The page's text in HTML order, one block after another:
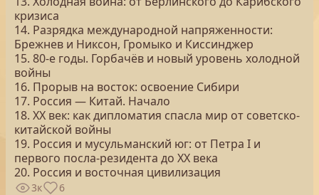
кризиса
14. Разрядка международной напряженности:
Брежнев и Никсон, Громыко и Киссинджер
15. 80-е годы. Горбачёв и новый уровень холодной
войны
16. Прорыв на восток: освоение Сибири
17. Россия — Китай. Начало
18. XX век: как дипломатия спасла мир от советско-
китайской войны
19. Россия и мусульманский юг: от Петра I и
первого посла-резидента до XX века
20. Россия и восточная цивилизация
3к 6